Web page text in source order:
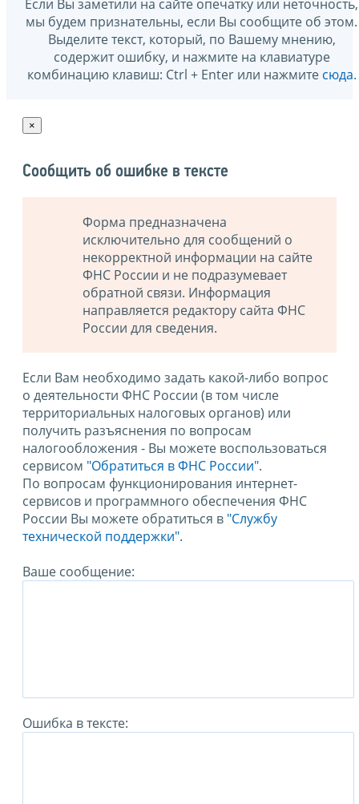
Если Вы заметили на сайте опечатку или неточность,
мы будем признательны, если Вы сообщите об этом.
Выделите текст, который, по Вашему мнению,
содержит ошибку, и нажмите на клавиатуре
комбинацию клавиш: Ctrl + Enter или нажмите сюда.
×
Сообщить об ошибке в тексте
Форма предназначена
исключительно для сообщений о
некорректной информации на сайте
ФНС России и не подразумевает
обратной связи. Информация
направляется редактору сайта ФНС
России для сведения.
Если Вам необходимо задать какой-либо вопрос
о деятельности ФНС России (в том числе
территориальных налоговых органов) или
получить разъяснения по вопросам
налогообложения - Вы можете воспользоваться
сервисом "Обратиться в ФНС России".
По вопросам функционирования интернет-
сервисов и программного обеспечения ФНС
России Вы можете обратиться в "Службу
технической поддержки".
Ваше сообщение:
Ошибка в тексте: